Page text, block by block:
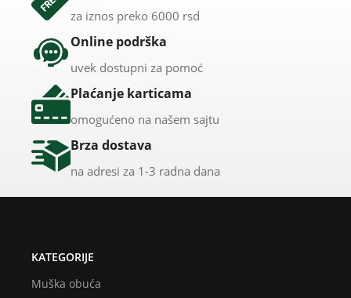
za iznos preko 6000 rsd
Online podrška
uvek dostupni za pomoć
Plaćanje karticama
omogućeno na našem sajtu
Brza dostava
na adresi za 1-3 radna dana
KATEGORIJE
Muška obuća